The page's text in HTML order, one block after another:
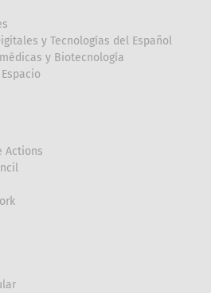
y Tecnologías del Español
y Biotecnología
Actions